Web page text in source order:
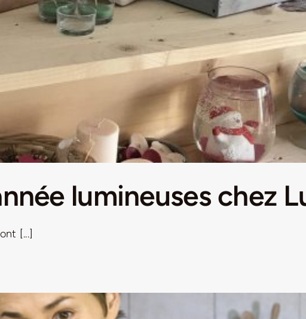
lumineuses chez
[...]